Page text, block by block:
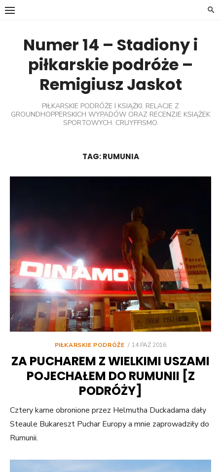
Skip
Numer 14 – Stadiony i
piłkarskie podróże –
Remigiusz Jaskot
PIŁKARSKIE PODRÓŻE I KSIĄŻKI. RELACJE Z
GROUNDHOPPERSKICH WYPADÓW ORAZ RECENZJE KSIĄŻEK
SPORTOWYCH. CRUYFFISMO.
TAG:RUMUNIA
PIŁKARSKIE PODRÓŻE
POSTED
14 PAŹ 2016
ZA PUCHAREM Z WIELKIMI USZAMI
POJECHAŁEM DO RUMUNII [Z
PODRÓŻY]
Cztery karne obronione przez Helmutha Duckadama dały
Steaule Bukareszt Puchar Europy a mnie zaprowadziły do
Rumunii.